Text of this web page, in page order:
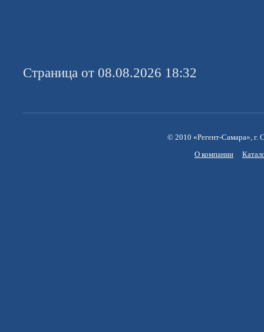
Страница от 08.08.2026 18:32
© 2010 «Регент-Самара», г.
О компании